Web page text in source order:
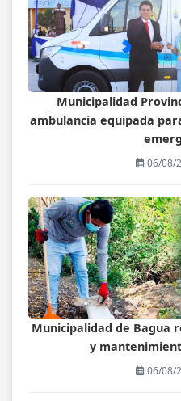
Municipalidad
ambulancia equipada
06/08/
Municipalidad de Bagua
y
06/08/